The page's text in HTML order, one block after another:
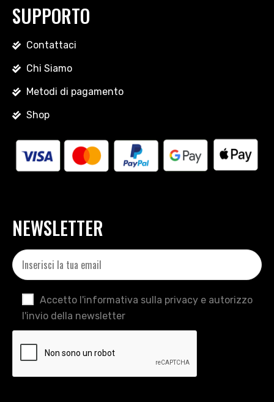
SUPPORTO
Contattaci
Chi Siamo
Metodi di pagamento
Shop
NEWSLETTER
Accetto l'informativa sulla privacy e autorizzo
l'invio della newsletter